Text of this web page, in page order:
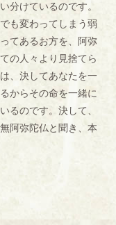
分けているのです。
も変わってしまう弱
てあるお方を、阿弥
の人々より見捨てら
、決してあなたを一
からその命を一緒に
るのです。決して、
阿弥陀仏と聞き、本